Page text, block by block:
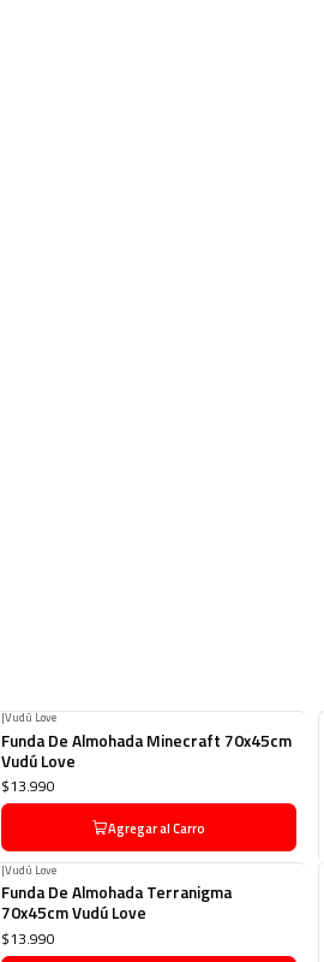
|Vudú Love
Funda De Almohada Minecraft 70x45cm
Vudú Love
$13.990
Agregar al Carro
|Vudú Love
Funda De Almohada Terranigma
70x45cm Vudú Love
$13.990